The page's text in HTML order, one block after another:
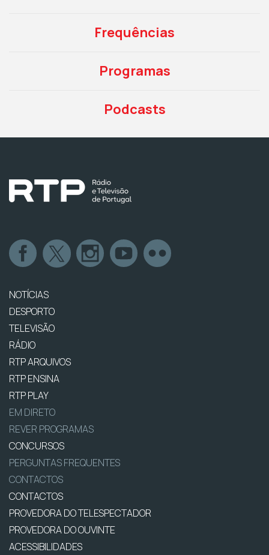
Frequências
Programas
Podcasts
NOTÍCIAS
DESPORTO
TELEVISÃO
RÁDIO
RTP ARQUIVOS
RTP ENSINA
RTP PLAY
EM DIRETO
REVER PROGRAMAS
CONCURSOS
PERGUNTAS FREQUENTES
CONTACTOS
CONTACTOS
PROVEDORA DO TELESPECTADOR
PROVEDORA DO OUVINTE
ACESSIBILIDADES